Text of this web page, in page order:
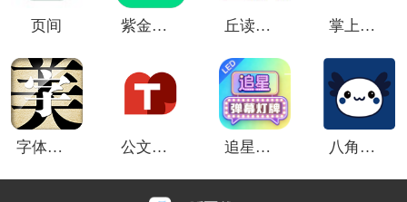
《主题小组件美化应用》软件亮点：
1、日常小工具：软件不只是美化应用，还包含一些方便
的日常小工具，如查看步数、照片存储等，让你的手机
更加实用。
2、高质量图标：软件内所有图标都是高质量的，可以让
你的手机更加美观，让你的使用体验更加愉快。
3、超多主题：软件内提供了超多主题，外观多样，不同
页间 紫金山新闻 丘读助手 掌上书行
字体美化大师小米版 公文小助理 追星弹幕灯牌 八角花词典